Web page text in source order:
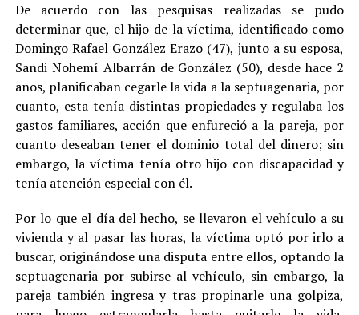
De acuerdo con las pesquisas realizadas se pudo
determinar que, el hijo de la víctima, identificado como
Domingo Rafael González Erazo (47), junto a su esposa,
Sandi Nohemí Albarrán de González (50), desde hace 2
años, planificaban cegarle la vida a la septuagenaria, por
cuanto, esta tenía distintas propiedades y regulaba los
gastos familiares, acción que enfureció a la pareja, por
cuanto deseaban tener el dominio total del dinero; sin
embargo, la víctima tenía otro hijo con discapacidad y
tenía atención especial con él.
Por lo que el día del hecho, se llevaron el vehículo a su
vivienda y al pasar las horas, la víctima optó por irlo a
buscar, originándose una disputa entre ellos, optando la
septuagenaria por subirse al vehículo, sin embargo, la
pareja también ingresa y tras propinarle una golpiza,